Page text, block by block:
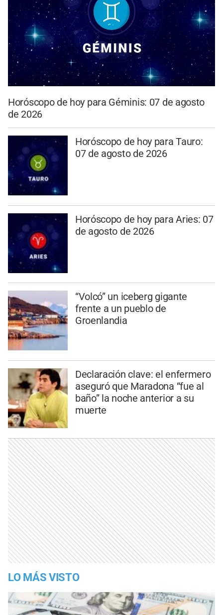
Horóscopo de hoy para Géminis: 07 de agosto
de 2026
Horóscopo de hoy para Tauro:
07 de agosto de 2026
Horóscopo de hoy para Aries: 07
de agosto de 2026
“Volcó” un iceberg gigante
frente a un pueblo de
Groenlandia
Declaración clave: el enfermero
aseguró que Maradona “fue al
baño” la noche anterior a su
muerte
LO MÁS VISTO